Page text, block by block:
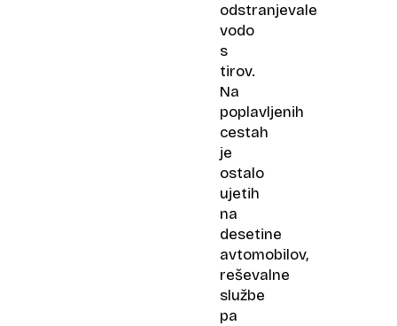
odstranjevale
vodo
s
tirov.
Na
poplavljenih
cestah
je
ostalo
ujetih
na
desetine
avtomobilov,
reševalne
službe
pa